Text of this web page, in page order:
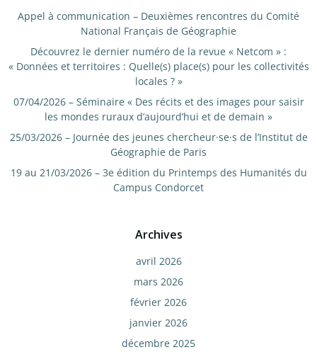
Appel à communication – Deuxièmes rencontres du Comité
National Français de Géographie
Découvrez le dernier numéro de la revue « Netcom » :
« Données et territoires : Quelle(s) place(s) pour les collectivités
locales ? »
07/04/2026 – Séminaire « Des récits et des images pour saisir
les mondes ruraux d’aujourd’hui et de demain »
25/03/2026 – Journée des jeunes chercheur·se·s de l’Institut de
Géographie de Paris
19 au 21/03/2026 – 3e édition du Printemps des Humanités du
Campus Condorcet
Archives
avril 2026
mars 2026
février 2026
janvier 2026
décembre 2025